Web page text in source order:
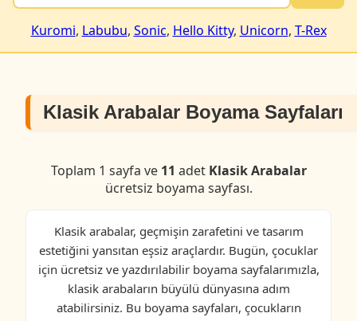
Kuromi, Labubu, Sonic, Hello Kitty, Unicorn, T-Rex
Klasik Arabalar Boyama Sayfaları
Toplam 1 sayfa ve 11 adet Klasik Arabalar
ücretsiz boyama sayfası.
Klasik arabalar, geçmişin zarafetini ve tasarım
estetiğini yansıtan eşsiz araçlardır. Bugün, çocuklar
için ücretsiz ve yazdırılabilir boyama sayfalarımızla,
klasik arabaların büyülü dünyasına adım
atabilirsiniz. Bu boyama sayfaları, çocukların